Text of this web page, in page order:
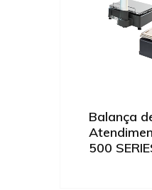
Balança
500